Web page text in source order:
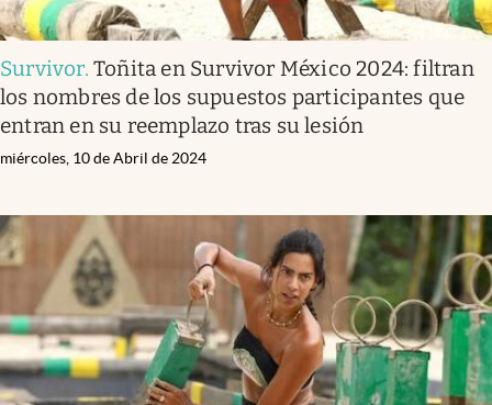
Survivor.Toñita en Survivor México 2024: filtran
los nombres de los supuestos participantes que
entran en su reemplazo tras su lesión
miércoles, 10 de Abril de 2024